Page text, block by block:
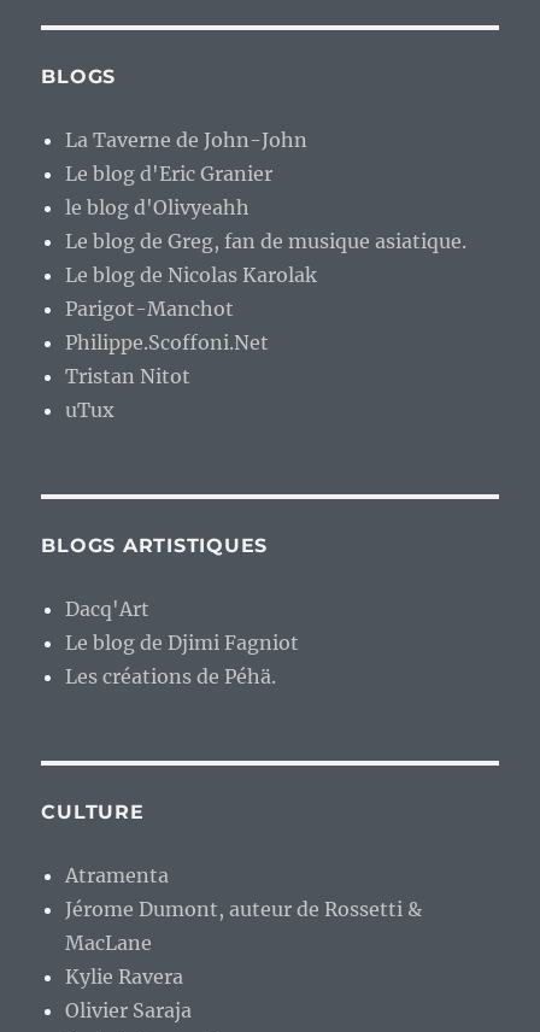
BLOGS
La Taverne de John-John
Le blog d'Eric Granier
le blog d'Olivyeahh
Le blog de Greg, fan de musique asiatique.
Le blog de Nicolas Karolak
Parigot-Manchot
Philippe.Scoffoni.Net
Tristan Nitot
uTux
BLOGS ARTISTIQUES
Dacq'Art
Le blog de Djimi Fagniot
Les créations de Péhä.
CULTURE
Atramenta
Jérome Dumont, auteur de Rossetti &
MacLane
Kylie Ravera
Olivier Saraja